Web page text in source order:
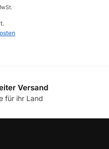
Versand
für ihr Land